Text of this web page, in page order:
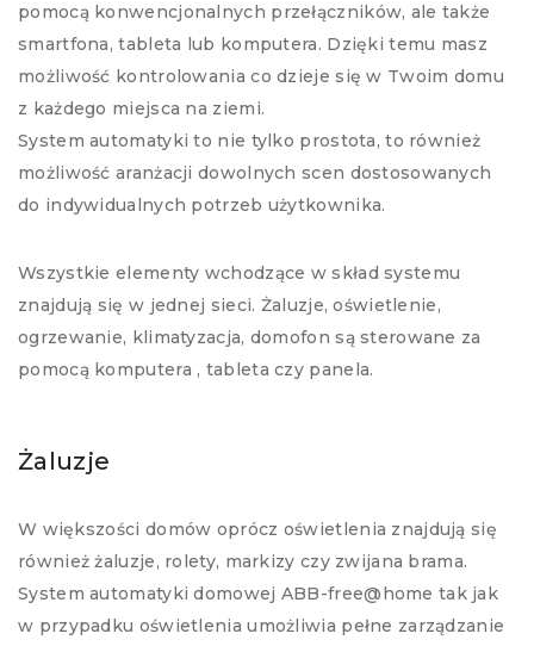
pomocą konwencjonalnych przełączników, ale także
smartfona, tableta lub komputera. Dzięki temu masz
możliwość kontrolowania co dzieje się w Twoim domu
z każdego miejsca na ziemi.
System automatyki to nie tylko prostota, to również
możliwość aranżacji dowolnych scen dostosowanych
do indywidualnych potrzeb użytkownika.
Wszystkie elementy wchodzące w skład systemu
znajdują się w jednej sieci. Żaluzje, oświetlenie,
ogrzewanie, klimatyzacja, domofon są sterowane za
pomocą komputera , tableta czy panela.
Żaluzje
W większości domów oprócz oświetlenia znajdują się
również żaluzje, rolety, markizy czy zwijana brama.
System automatyki domowej ABB-free@home tak jak
w przypadku oświetlenia umożliwia pełne zarządzanie